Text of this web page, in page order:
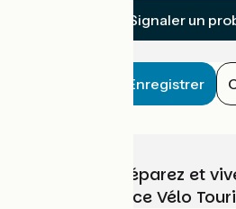
Signaler un
Enregistrer
Choisissez, préparez et
vélo avec France Vélo